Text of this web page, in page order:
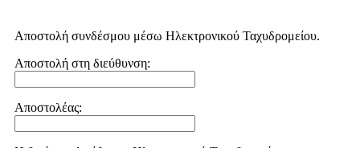
Αποστολή συνδέσμου μέσω Ηλεκτρονικού Ταχυδρομείου.
Αποστολή στη διεύθυνση:
Αποστολέας: